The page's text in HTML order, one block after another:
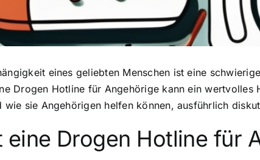
eines geliebten Menschen ist eine
Drogen Hotline für Angehörige kann ein
wie sie Angehörigen helfen können, ausführlich
eine Drogen Hotline für